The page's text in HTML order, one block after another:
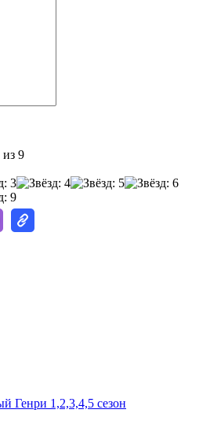
из 9
Генри 1,2,3,4,5 сезон